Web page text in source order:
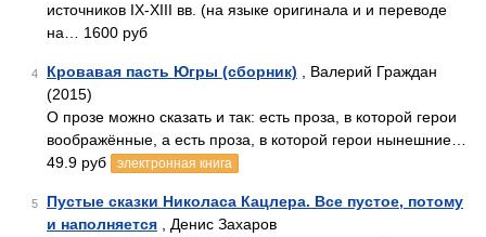
источников IX-XIII вв. (на языке оригинала и и переводе
на… 1600 руб
4 Кровавая пасть Югры (сборник) , Валерий Граждан
(2015)
О прозе можно сказать и так: есть проза, в которой герои
воображённые, а есть проза, в которой герои нынешние…
49.9 руб
электронная книга
5
Пустые сказки Николаса Кацлера. Все пустое, потому
и наполняется , Денис Захаров